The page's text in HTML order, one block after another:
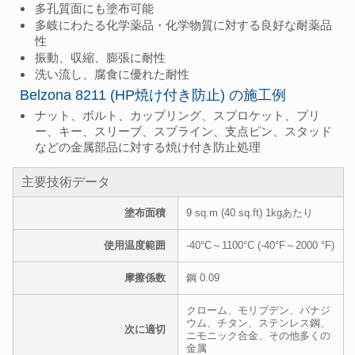
多孔質面にも塗布可能
多岐にわたる化学薬品・化学物質に対する良好な耐薬品
性
振動、収縮、膨張に耐性
洗い流し、腐食に優れた耐性
Belzona 8211 (HP焼け付き防止) の施工例
ナット、ボルト、カップリング、スプロケット、プリ
ー、キー、スリーブ、スプライン、支点ピン、スタッド
などの金属部品に対する焼け付き防止処理
主要技術データ
塗布面積 9 sq.m (40 sq.ft) 1kgあたり
使用温度範囲 -40°C～1100°C (-40°F～2000 °F)
摩擦係数 鋼 0.09
次に適切
クローム、モリブデン、バナジ
ウム、チタン、ステンレス鋼、
ニモニック合金、その他多くの
金属